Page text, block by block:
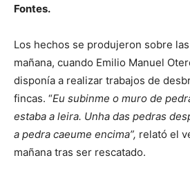
Fontes.
Los hechos se produjeron sobre
mañana, cuando Emilio Manuel
disponía a realizar trabajos de
fincas. “Eu subinme o muro de
estaba a leira. Unha das pedras
a pedra caeume encima”, relató el
mañana tras ser rescatado.